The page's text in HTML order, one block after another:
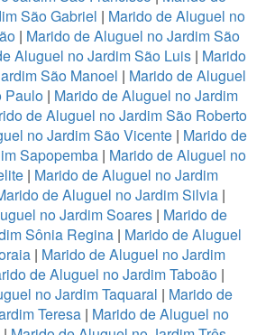
São Gabriel | Marido de Aluguel no
| Marido de Aluguel no Jardim São
Aluguel no Jardim São Luis | Marido
São Manoel | Marido de Aluguel
Paulo| Marido de Aluguel no Jardim
de Aluguel no Jardim São Roberto
no Jardim São Vicente | Marido de
Sapopemba | Marido de Aluguel no
| Marido de Aluguel no Jardim
de Aluguel no Jardim Silvia|
no Jardim Soares | Marido de
Sônia Regina| Marido de Aluguel
| Marido de Aluguel no Jardim
de Aluguel no Jardim Taboão |
no Jardim Taquaral | Marido de
Teresa| Marido de Aluguel no